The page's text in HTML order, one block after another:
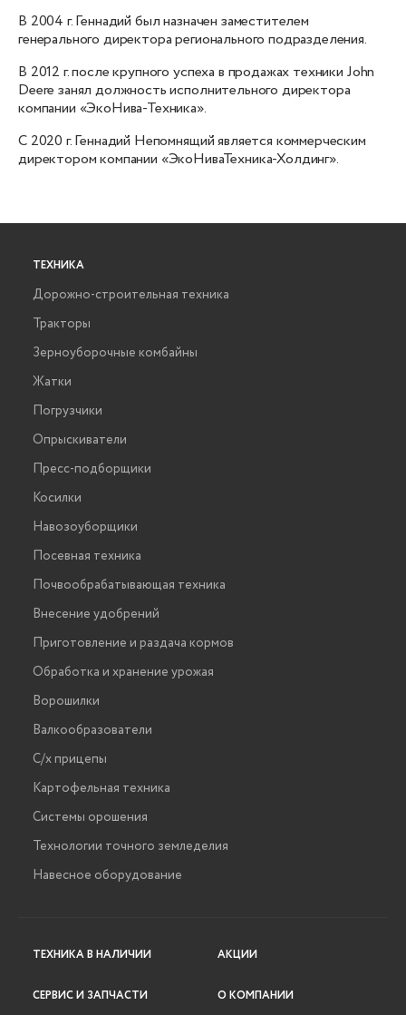
В 2004 г. Геннадий был назначен заместителем
генерального директора регионального подразделения.
В 2012 г. после крупного успеха в продажах техники John
Deere занял должность исполнительного директора
компании «ЭкоНива-Техника».
С 2020 г. Геннадий Непомнящий является коммерческим
директором компании «ЭкоНиваТехника-Холдинг».
ТЕХНИКА
Дорожно-строительная техника
Тракторы
Зерноуборочные комбайны
Жатки
Погрузчики
Опрыскиватели
Пресс-подборщики
Косилки
Навозоуборщики
Посевная техника
Почвообрабатывающая техника
Внесение удобрений
Приготовление и раздача кормов
Обработка и хранение урожая
Ворошилки
Валкообразователи
С/х прицепы
Картофельная техника
Системы орошения
Технологии точного земледелия
Навесное оборудование
ТЕХНИКА В НАЛИЧИИ
СЕРВИС И ЗАПЧАСТИ
АКЦИИ
О КОМПАНИИ